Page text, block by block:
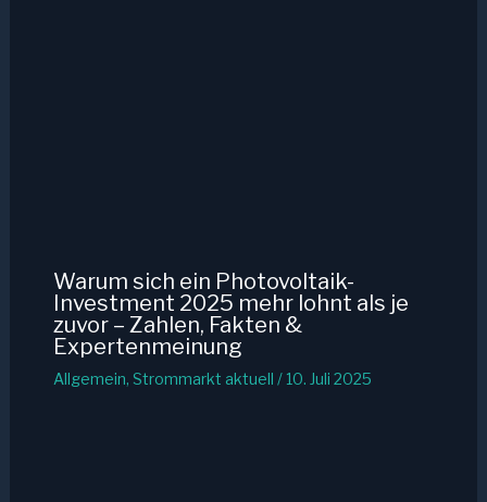
Warum sich ein Photovoltaik-
Investment 2025 mehr lohnt als je
zuvor – Zahlen, Fakten &
Expertenmeinung
Allgemein, Strommarkt aktuell / 10. Juli 2025